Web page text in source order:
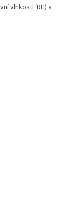
vlhkosti (RH) a